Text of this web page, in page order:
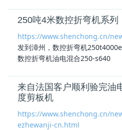
250吨4米数控折弯机系列
https://www.shenchong.cn/
发到漳州，数控折弯机
数控折弯机油电混合250-s640
来自法国客户顺利验完油
度剪板机
https://www.shenchong.cn/
ezhewanji-cn.html